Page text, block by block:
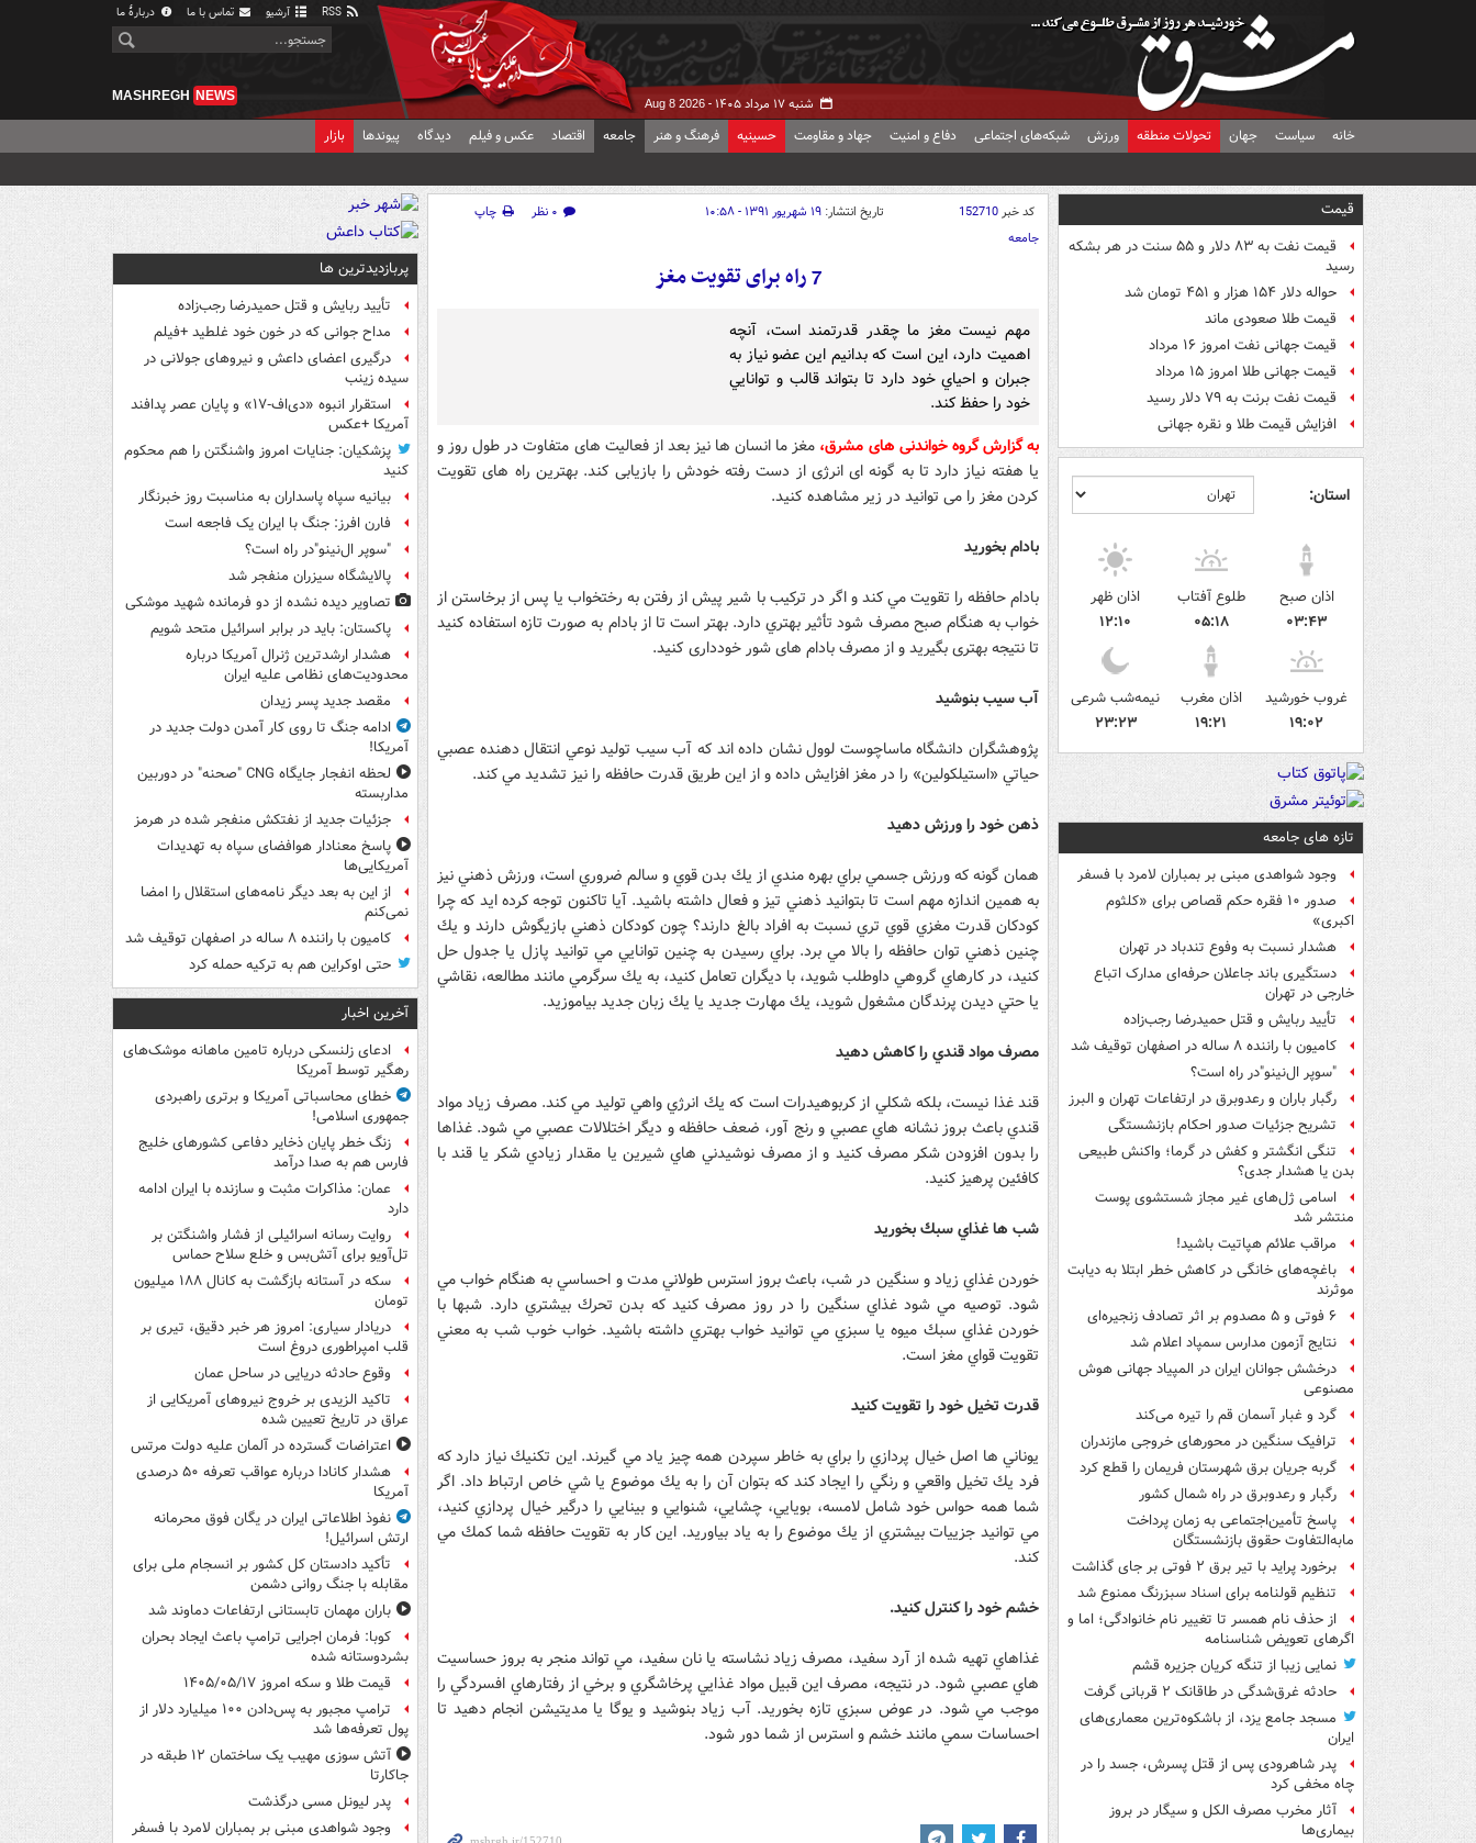
آرشیو تماس با ما دربارهٔ ما
شنبه ۱۷ مرداد ۱۴۰۵ - Aug 8 2026
MASHREGH NEWS
خانه سیاست جهان تحولات منطقه ورزش شبکه‌های اجتماعی دفاع و امنیت جهاد و مقاومت حسینیه فرهنگ و هنر جامعه اقتصاد عکس و فیلم دیدگاه پیوندها بازار
قیمت
قیمت نفت به ۸۳ دلار و ۵۵ سنت در هر بشکه
رسید
حواله دلار ۱۵۴ هزار و ۴۵۱ تومان شد
قیمت طلا صعودی ماند
قیمت جهانی نفت امروز ۱۶ مرداد
قیمت جهانی طلا امروز ۱۵ مرداد
قیمت نفت برنت به ۷۹ دلار رسید
افزایش قیمت طلا و نقره جهانی
استان:
اذان صبح
۰۳:۴۳
طلوع آفتاب
۰۵:۱۸
اذان ظهر
۱۲:۱۰
غروب خورشید
۱۹:۰۲
اذان مغرب
۱۹:۲۱
نیمه‌شب شرعی
۲۳:۲۳
تازه های جامعه
وجود شواهدی مبنی بر بمباران لامرد با فسفر
صدور ۱۰ فقره حکم قصاص برای «کلثوم
اکبری»
هشدار نسبت به وفوع تندباد در تهران
دستگیری باند جاعلان حرفه‌ای مدارک اتباع
خارجی در تهران
تأیید ربایش و قتل حمیدرضا رجب‌زاده
کامیون با راننده ۸ ساله در اصفهان توقیف شد
"سوپر ال‌نینو"در راه است؟
رگبار باران و رعدوبرق در ارتفاعات تهران و البرز
تشریح جزئیات صدور احکام بازنشستگی
تنگی انگشتر و کفش در گرما؛ واکنش طبیعی
بدن یا هشدار جدی؟
اسامی ژل‌های غیر مجاز شستشوی پوست
منتشر شد
مراقب علائم هپاتیت باشید!
باغچه‌های خانگی در کاهش خطر ابتلا به دیابت
موثرند
۶ فوتی و ۵ مصدوم بر اثر تصادف زنجیره‌ای
نتایج آزمون مدارس سمپاد اعلام شد
درخشش جوانان ایران در المپیاد جهانی هوش
مصنوعی
گرد و غبار آسمان قم را تیره می‌کند
ترافیک سنگین در محورهای خروجی مازندران
گربه جریان برق شهرستان فریمان را قطع کرد
رگبار و رعدوبرق در راه شمال کشور
پاسخ تأمین‌اجتماعی به زمان پرداخت
مابه‌التفاوت حقوق بازنشستگان
برخورد پراید با تیر برق ۲ فوتی بر جای گذاشت
تنظیم قولنامه برای اسناد سبزرنگ ممنوع شد
از حذف نام همسر تا تغییر نام خانوادگی؛ اما و
اگرهای تعویض شناسنامه
نمایی زیبا از تنگه کریان جزیره قشم
حادثه غرق‌شدگی در طاقانک ۲ قربانی گرفت
مسجد جامع یزد، از باشکوه‌ترین معماری‌های
ایران
پدر شاهرودی پس از قتل پسرش، جسد را در
چاه مخفی کرد
آثار مخرب مصرف الکل و سیگار در بروز
بیماری‌ها
کد خبر152710 تاریخ انتشار: ۱۹ شهریور ۱۳۹۱ - ۱۰:۵۸ ۰ نظر
چاپ
جامعه
7 راه برای تقویت مغز
مهم نيست مغز ما چقدر قدرتمند است، آنچه
اهميت دارد، اين است كه بدانيم اين عضو نياز به
جبران و احياي خود دارد تا بتواند قالب و توانايي
خود را حفظ كند.
به گزارش گروه خواندنی های مشرق، مغز ما انسان ها نیز بعد از فعالیت های متفاوت در طول روز و
یا هفته نیاز دارد تا به گونه ای انرژی از دست رفته خودش را بازیابی کند. بهترین راه های تقویت
کردن مغز را می توانید در زیر مشاهده کنید.
بادام بخوريد
بادام حافظه را تقويت مي كند و اگر در تركيب با شير پيش از رفتن به رختخواب يا پس از برخاستن از
خواب به هنگام صبح مصرف شود تأثير بهتري دارد. بهتر است تا از بادام به صورت تازه استفاده کنید
تا نتیجه بهتری بگیرید و از مصرف بادام های شور خودداری کنید.
آب سيب بنوشيد
پژوهشگران دانشگاه ماساچوست لوول نشان داده اند كه آب سيب توليد نوعي انتقال دهنده عصبي
حياتي «استيلكولين» را در مغز افزايش داده و از اين طريق قدرت حافظه را نيز تشديد مي كند.
ذهن خود را ورزش دهيد
همان گونه كه ورزش جسمي براي بهره مندي از يك بدن قوي و سالم ضروري است، ورزش ذهني نيز
به همين اندازه مهم است تا بتوانيد ذهني تيز و فعال داشته باشيد. آيا تاكنون توجه كرده ايد كه چرا
كودكان قدرت مغزي قوي تري نسبت به افراد بالغ دارند؟ چون كودكان ذهني بازيگوش دارند و يك
چنين ذهني توان حافظه را بالا مي برد. براي رسيدن به چنين توانايي مي توانيد پازل يا جدول حل
كنيد، در كارهاي گروهي داوطلب شويد، با ديگران تعامل كنيد، به يك سرگرمي مانند مطالعه، نقاشي
يا حتي ديدن پرندگان مشغول شويد، يك مهارت جديد يا يك زبان جديد بياموزيد.
مصرف مواد قندي را كاهش دهيد
قند غذا نيست، بلكه شكلي از كربوهيدرات است كه يك انرژي واهي توليد مي كند. مصرف زياد مواد
قندي باعث بروز نشانه هاي عصبي و رنج آور، ضعف حافظه و ديگر اختلالات عصبي مي شود. غذاها
را بدون افزودن شكر مصرف كنيد و از مصرف نوشيدني هاي شيرين يا مقدار زيادي شكر يا قند با
كافئين پرهيز كنيد.
شب ها غذاي سبك بخوريد
خوردن غذاي زياد و سنگين در شب، باعث بروز استرس طولاني مدت و احساسي به هنگام خواب مي
شود. توصيه مي شود غذاي سنگين را در روز مصرف كنيد كه بدن تحرك بيشتري دارد. شبها با
خوردن غذاي سبك ميوه يا سبزي مي توانيد خواب بهتري داشته باشيد. خواب خوب شب به معني
تقويت قواي مغز است.
قدرت تخيل خود را تقويت كنيد
يوناني ها اصل خيال پردازي را براي به خاطر سپردن همه چيز ياد مي گيرند. اين تكنيك نياز دارد كه
فرد يك تخيل واقعي و رنگي را ايجاد كند كه بتوان آن را به يك موضوع يا شي خاص ارتباط داد. اگر
شما همه حواس خود شامل لامسه، بويايي، چشايي، شنوايي و بينايي را درگير خيال پردازي كنيد،
مي توانيد جزييات بيشتري از يك موضوع را به ياد بياوريد. اين كار به تقويت حافظه شما كمك مي
كند.
خشم خود را كنترل كنيد.
غذاهاي تهيه شده از آرد سفيد، مصرف زياد نشاسته يا نان سفيد، مي تواند منجر به بروز حساسيت
هاي عصبي شود. در نتيجه، مصرف اين قبيل مواد غذايي پرخاشگري و برخي از رفتارهاي افسردگي را
موجب مي شود. در عوض سبزي تازه بخوريد. آب زياد بنوشيد و يوگا يا مديتيشن انجام دهيد تا
احساسات سمي مانند خشم و استرس از شما دور شود.
پربازدیدترین ها
تأیید ربایش و قتل حمیدرضا رجب‌زاده
مداح جوانی که در خون خود غلطید +فیلم
درگیری اعضای داعش و نیروهای جولانی در
سیده زینب
استقرار انبوه «دی‌اف‑۱۷» و پایان عصر پدافند
آمریکا +عکس
پزشکیان: جنایات امروز واشنگتن را هم محکوم
کنید
بیانیه سپاه پاسداران به مناسبت روز خبرنگار
فارن افرز: جنگ با ایران یک فاجعه است
"سوپر ال‌نینو"در راه است؟
پالایشگاه سیزران منفجر شد
تصاویر دیده‌ نشده از دو فرمانده شهید موشکی
پاکستان: باید در برابر اسرائیل متحد شویم
هشدار ارشدترین ژنرال آمریکا درباره
محدودیت‌های نظامی علیه ایران
مقصد جدید پسر زیدان
ادامه جنگ تا روی کار آمدن دولت جدید در
آمریکا!
لحظه انفجار جایگاه CNG "صحنه" در دوربین
مداربسته
جزئیات جدید از نفتکش منفجر شده در هرمز
پاسخ معنادار هوافضای سپاه به تهدیدات
آمریکایی‌ها
از این به بعد دیگر نامه‌های استقلال را امضا
نمی‌کنم
کامیون با راننده ۸ ساله در اصفهان توقیف شد
حتی اوکراین هم به ترکیه حمله کرد
آخرین اخبار
ادعای زلنسکی درباره تامین ماهانه موشک‌های
رهگیر توسط آمریکا
خطای محاسباتی آمریکا و برتری راهبردی
جمهوری اسلامی!
زنگ خطر پایان ذخایر دفاعی کشورهای خلیج
فارس هم به صدا درآمد
عمان: مذاکرات مثبت و سازنده با ایران ادامه
دارد
روایت رسانه اسرائیلی از فشار واشنگتن بر
تل‌آویو برای آتش‌بس و خلع سلاح حماس
سکه در آستانه بازگشت به کانال ۱۸۸ میلیون
تومان
دریادار سیاری: امروز هر خبر دقیق، تیری بر
قلب امپراطوری دروغ است
وقوع حادثه دریایی در ساحل عمان
تاکید الزیدی بر خروج نیروهای آمریکایی از
عراق در تاریخ تعیین شده
اعتراضات گسترده در آلمان علیه دولت مرتس
هشدار کانادا درباره عواقب تعرفه ۵۰ درصدی
آمریکا
نفوذ اطلاعاتی ایران در یگان فوق محرمانه
ارتش اسرائیل!
تأکید دادستان کل کشور بر انسجام ملی برای
مقابله با جنگ روانی دشمن
باران مهمان تابستانی ارتفاعات دماوند شد
کوبا: فرمان اجرایی ترامپ باعث ایجاد بحران
بشردوستانه شده
قیمت طلا و سکه امروز ۱۴۰۵/۰۵/۱۷
ترامپ مجبور به پس‌دادن ۱۰۰ میلیارد دلار از
پول تعرفه‌ها شد
آتش سوزی مهیب یک ساختمان ۱۲ طبقه در
جاکارتا
پدر لیونل مسی درگذشت
وجود شواهدی مبنی بر بمباران لامرد با فسفر